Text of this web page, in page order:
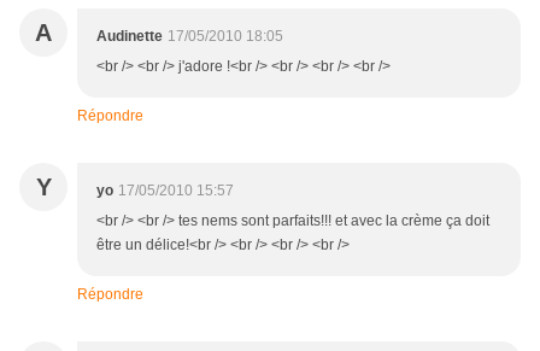
A Audinette 17/05/2010 18:05
<br /> <br /> j'adore !<br /> <br /> <br /> <br />
Répondre
Y yo 17/05/2010 15:57
<br /> <br /> tes nems sont parfaits!!! et avec la crème ça doit
être un délice!<br /> <br /> <br /> <br />
Répondre